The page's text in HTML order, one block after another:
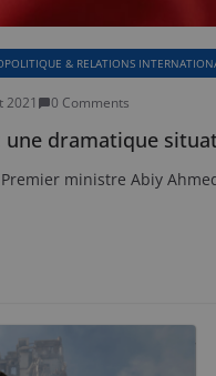
& RELATIONS
2021 0 Comments
une dramatique
ministre Abiy